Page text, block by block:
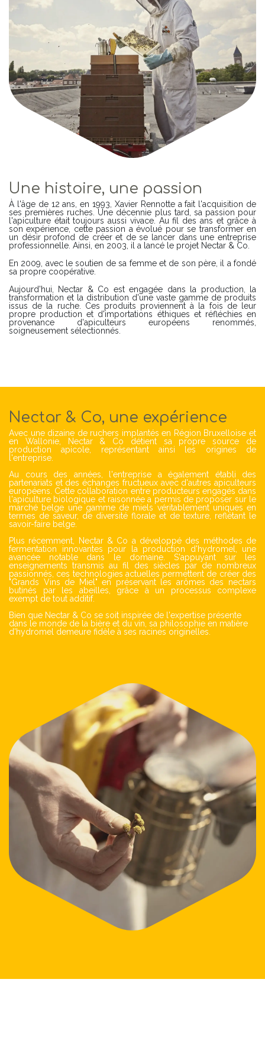
Une histoire, une passion
À l'âge de 12 ans, en 1993, Xavier Rennotte a fait l'acquisition de
ses premières ruches. Une décennie plus tard, sa passion pour
l'apiculture était toujours aussi vivace. Au fil des ans et grâce à
son expérience, cette passion a évolué pour se transformer en
un désir profond de créer et de se lancer dans une entreprise
professionnelle. Ainsi, en 2003, il a lancé le projet Nectar & Co.
En 2009, avec le soutien de sa femme et de son père, il a fondé
sa propre coopérative.
Aujourd'hui, Nectar & Co est engagée dans la production, la
transformation et la distribution d'une vaste gamme de produits
issus de la ruche. Ces produits proviennent à la fois de leur
propre production et d'importations éthiques et réfléchies en
provenance d'apiculteurs européens renommés,
soigneusement sélectionnés.
Nectar & Co, une expérience
Avec une dizaine de ruchers implantés en Région Bruxelloise et
en Wallonie, Nectar & Co détient sa propre source de
production apicole, représentant ainsi les origines de
l'entreprise.
Au cours des années, l'entreprise a également établi des
partenariats et des échanges fructueux avec d'autres apiculteurs
européens. Cette collaboration entre producteurs engagés dans
l'apiculture biologique et raisonnée a permis de proposer sur le
marché belge une gamme de miels véritablement uniques en
termes de saveur, de diversité florale et de texture, reflétant le
savoir-faire belge.
Plus récemment, Nectar & Co a développé des méthodes de
fermentation innovantes pour la production d'hydromel, une
avancée notable dans le domaine. S'appuyant sur les
enseignements transmis au fil des siècles par de nombreux
passionnés, ces technologies actuelles permettent de créer des
"Grands Vins de Miel" en préservant les arômes des nectars
butinés par les abeilles, grâce à un processus complexe
exempt de tout additif.
Bien que Nectar & Co se soit inspirée de l'expertise présente
dans le monde de la bière et du vin, sa philosophie en matière
d'hydromel demeure fidèle à ses racines originelles.